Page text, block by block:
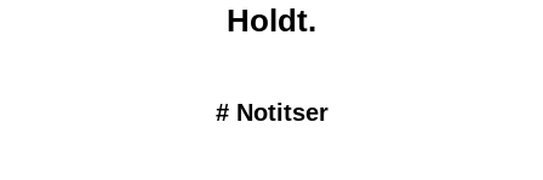
Holdt.
# Notitser